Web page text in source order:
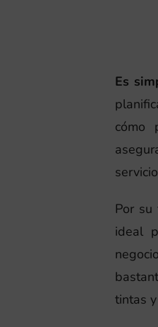
Es
cómo
Por su
ideal
tintas